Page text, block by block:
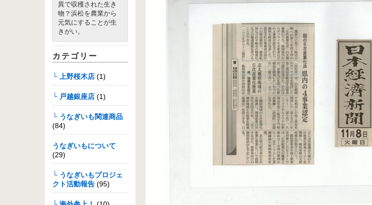
異で収穫された生き
物？浜松を農業から
元気にすることが生
きがい。
カテゴリー
└ 上野桜木店 (1)
└ 戸越銀座店 (1)
└ うなぎいも関連商品
(84)
うなぎいもについて
(29)
└ うなぎいもプロジェ
クト活動報告 (95)